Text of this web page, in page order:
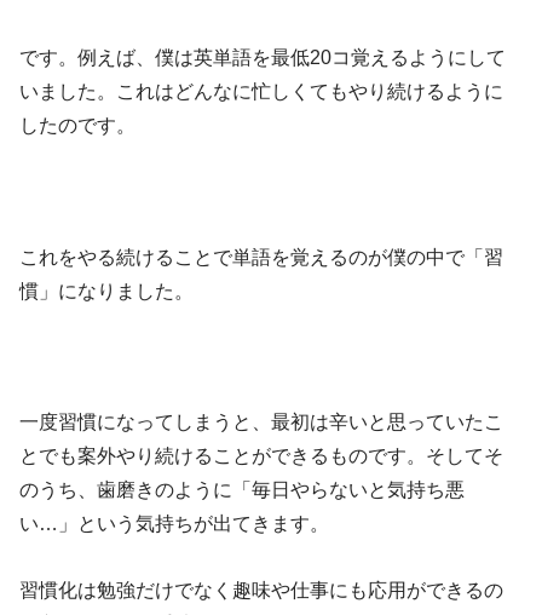
です。例えば、僕は英単語を最低20コ覚えるようにして
いました。これはどんなに忙しくてもやり続けるように
したのです。
これをやる続けることで単語を覚えるのが僕の中で「習
慣」になりました。
一度習慣になってしまうと、最初は辛いと思っていたこ
とでも案外やり続けることができるものです。そしてそ
のうち、歯磨きのように「毎日やらないと気持ち悪
い…」という気持ちが出てきます。
習慣化は勉強だけでなく趣味や仕事にも応用ができるの